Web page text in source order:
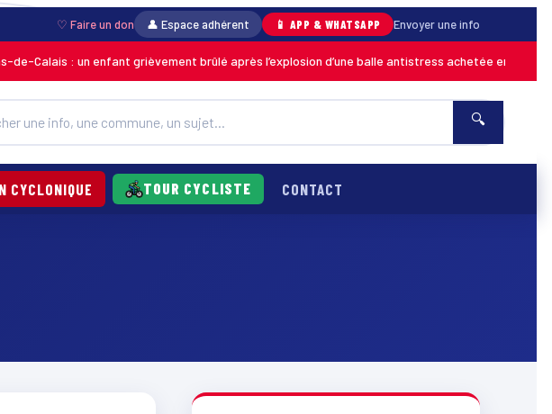
♡ Faire un don 👤 Espace adhérent 📱 APP & WHATSAPP Envoyer une info
: un enfant grièvement brûlé après l’explosion d’une balle antistress achetée en magasin
🔍
CYCLONIQUE TOUR CYCLISTE CONTACT